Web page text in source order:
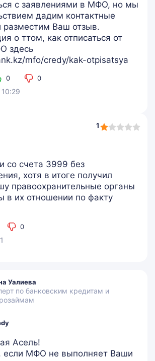
с заявлениями в МФО, но мы
дадим контактные
разместим Ваш отзыв.
о ттом, как отписаться от
здесь
mfo/credy/kak-otpisatsya
0 0
1
1,0
rating
со счета 3999 без
хотя в итоге получил
правоохранительные органы
в их отношении по факту
0
Уалиева
по банковским кредитам и
Асель!
если МФО не выполняет Ваши